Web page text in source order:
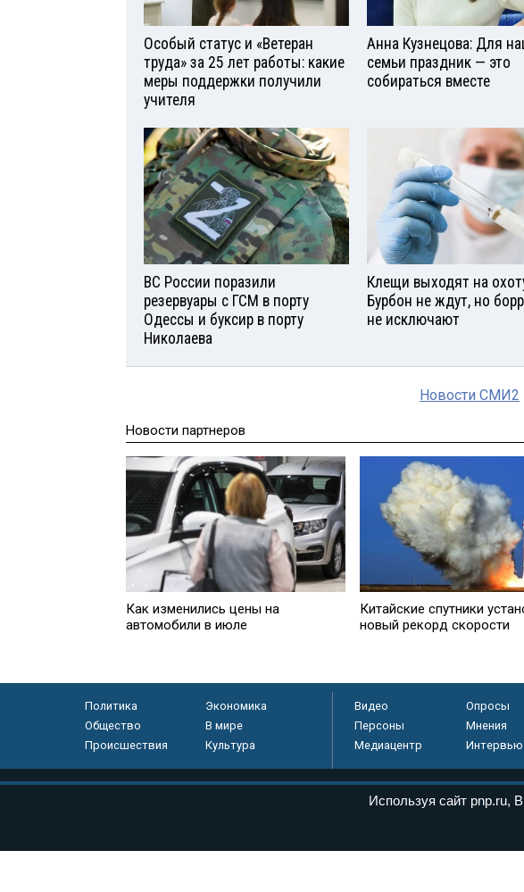
Особый статус и «Ветеран
труда» за 25 лет работы: какие
меры поддержки получили
учителя
Анна Кузнецова: Для
семьи праздник — это
собираться вместе
ВС России поразили
резервуары с ГСМ в порту
Одессы и буксир в порту
Николаева
Клещи выходят на
Бурбон не ждут, но
не исключают
Новости СМИ2
Новости партнеров
Как изменились цены на
автомобили в июле
Китайские спутники
новый рекорд скорости
Политика
Экономика
Общество
В мире
Происшествия
Культура
Видео Опросы
Персоны
Мнения
Медиацентр
Интервью
массовых коммуникаций (Роскомнадзор) 05 августа 2011 года. 18+
Используя сайт pnp.ru,